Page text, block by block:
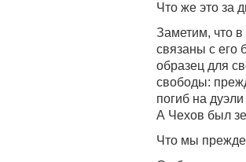
Что же это за
Заметим, что в
связаны с его
образец для
свободы:
погиб на
А Чехов был
Что мы прежде